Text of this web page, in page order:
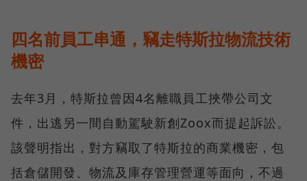
四名前員工串通，竊走特斯拉物流技術
機密
去年3月，特斯拉曾因4名離職員工挾帶公司文
件，出逃另一間自動駕駛新創Zoox而提起訴訟。
該聲明指出，對方竊取了特斯拉的商業機密，包
括倉儲開發、物流及庫存管理營運等面向，不過